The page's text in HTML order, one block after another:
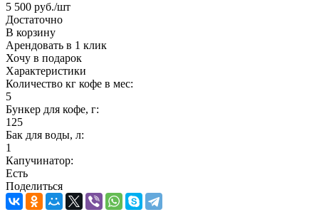
5 500 руб./шт
Достаточно
В корзину
Арендовать в 1 клик
Хочу в подарок
Характеристики
Количество кг кофе в мес:
5
Бункер для кофе, г:
125
Бак для воды, л:
1
Капучинатор:
Есть
Поделиться